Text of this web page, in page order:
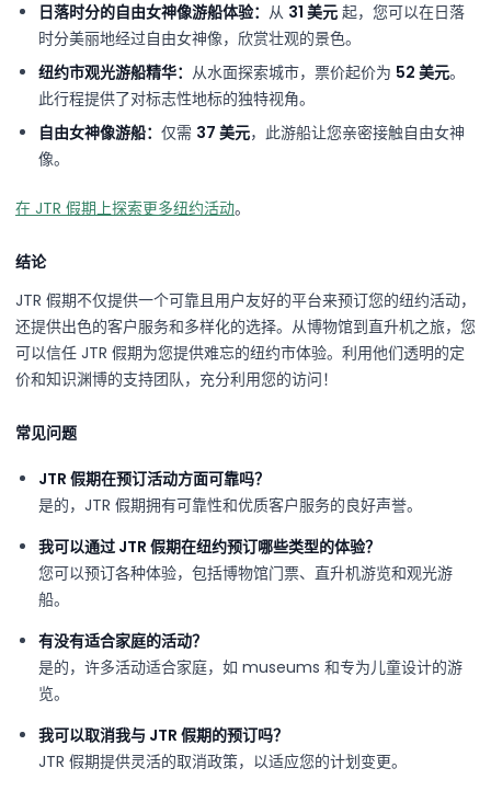
日落时分的自由女神像游船体验： 从 31 美元 起，您可以在日落
时分美丽地经过自由女神像，欣赏壮观的景色。
纽约市观光游船精华： 从水面探索城市，票价起价为 52 美元。
此行程提供了对标志性地标的独特视角。
自由女神像游船： 仅需 37 美元，此游船让您亲密接触自由女神
像。
在 JTR 假期上探索更多纽约活动。
结论
JTR 假期不仅提供一个可靠且用户友好的平台来预订您的纽约活动，
还提供出色的客户服务和多样化的选择。从博物馆到直升机之旅，您
可以信任 JTR 假期为您提供难忘的纽约市体验。利用他们透明的定
价和知识渊博的支持团队，充分利用您的访问！
常见问题
JTR 假期在预订活动方面可靠吗？
是的，JTR 假期拥有可靠性和优质客户服务的良好声誉。
我可以通过 JTR 假期在纽约预订哪些类型的体验？
您可以预订各种体验，包括博物馆门票、直升机游览和观光游
船。
有没有适合家庭的活动？
是的，许多活动适合家庭，如 museums 和专为儿童设计的游
览。
我可以取消我与 JTR 假期的预订吗？
JTR 假期提供灵活的取消政策，以适应您的计划变更。